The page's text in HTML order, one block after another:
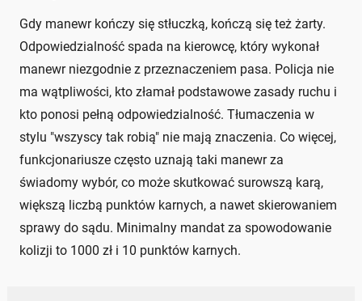
Gdy manewr kończy się stłuczką, kończą się też żarty.
Odpowiedzialność spada na kierowcę, który wykonał
manewr niezgodnie z przeznaczeniem pasa. Policja nie
ma wątpliwości, kto złamał podstawowe zasady ruchu i
kto ponosi pełną odpowiedzialność. Tłumaczenia w
stylu "wszyscy tak robią" nie mają znaczenia. Co więcej,
funkcjonariusze często uznają taki manewr za
świadomy wybór, co może skutkować surowszą karą,
większą liczbą punktów karnych, a nawet skierowaniem
sprawy do sądu. Minimalny mandat za spowodowanie
kolizji to 1000 zł i 10 punktów karnych.